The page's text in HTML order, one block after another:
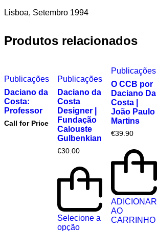
Lisboa, Setembro 1994
Produtos relacionados
Publicações
Daciano da
Costa:
Professor
Call for Price
Publicações
Daciano da
Costa
Designer |
Fundação
Calouste
Gulbenkian
€30.00
Selecione a
opção
Publicações
O CCB por
Daciano Da
Costa |
João Paulo
Martins
€39.90
ADICIONAR
AO
CARRINHO